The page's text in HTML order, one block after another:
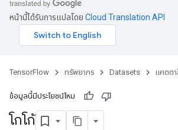
หน้านี้ได้รับการแปลโดย Cloud Translation API
TensorFlow ทรัพยากร Datasets แคตต
ข้อมูลนี้มีประโยชน์ไหม
โกโก้